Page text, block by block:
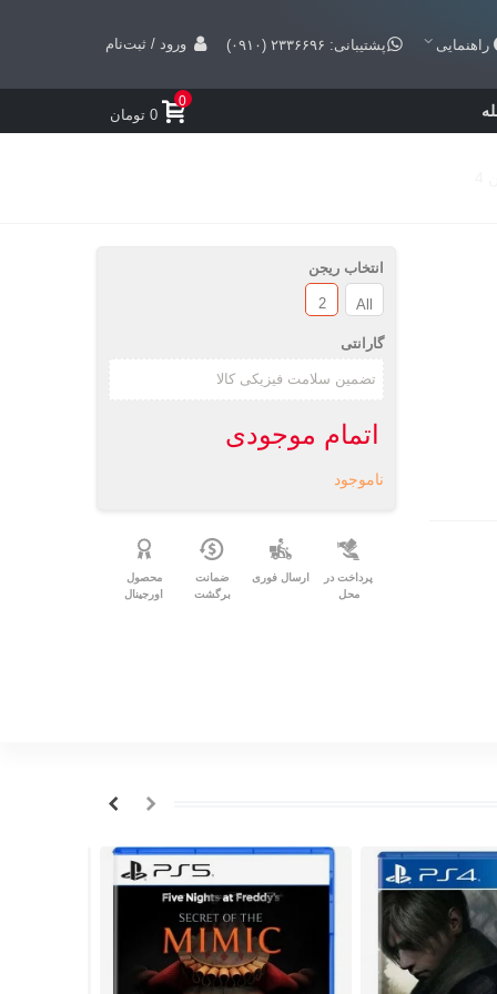
راهنمایی پشتیبانی: ۲۳۳۶۶۹۶ (۰۹۱۰) ورود / ثبت‌نام
0
0 تومان
انتخاب ریجن
All
2
گارانتی
اتمام موجودی
ناموجود
پرداخت در
محل
ارسال فوری
ضمانت
برگشت
محصول
اورجینال